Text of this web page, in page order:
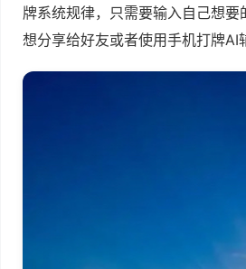
牌系统规律，只需要输入自己想
想分享给好友或者使用手机打牌AI